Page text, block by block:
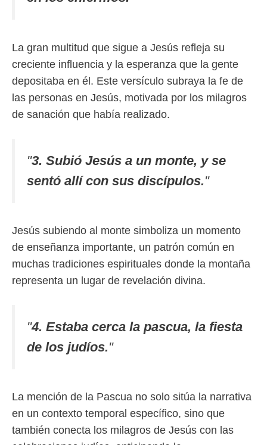
La gran multitud que sigue a Jesús refleja su
creciente influencia y la esperanza que la gente
depositaba en él. Este versículo subraya la fe de
las personas en Jesús, motivada por los milagros
de sanación que había realizado.
"3. Subió Jesús a un monte, y se
sentó allí con sus discípulos."
Jesús subiendo al monte simboliza un momento
de enseñanza importante, un patrón común en
muchas tradiciones espirituales donde la montaña
representa un lugar de revelación divina.
"4. Estaba cerca la pascua, la fiesta
de los judíos."
La mención de la Pascua no solo sitúa la narrativa
en un contexto temporal específico, sino que
también conecta los milagros de Jesús con las